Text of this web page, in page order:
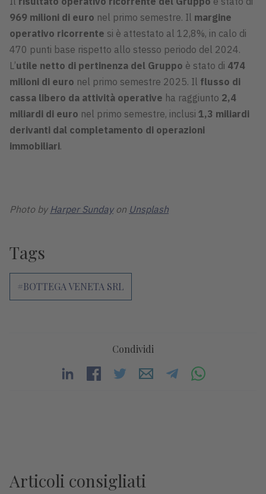
969 milioni di euro nel primo semestre. Il margine
operativo ricorrente si è attestato al 12,8%, in calo di
470 punti base rispetto allo stesso periodo del 2024.
L’utile netto di pertinenza del Gruppo è stato di 474
milioni di euro nel primo semestre 2025. Il flusso di
cassa libero da attività operative ha raggiunto 2,4
miliardi di euro nel primo semestre, inclusi 1,3 miliardi
derivanti dal completamento di operazioni
immobiliari.
Photo by Harper Sundayon Unsplash
Tags
#BOTTEGA VENETA SRL
Condividi
Articoli consigliati